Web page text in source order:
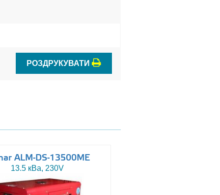
РОЗДРУКУВАТИ
ALM-DS-13500ME
13.5 кВа, 230V